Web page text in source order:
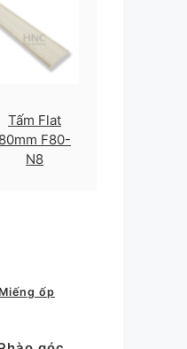
Tấm Flat
80mm F80-
N8
Miếng ốp